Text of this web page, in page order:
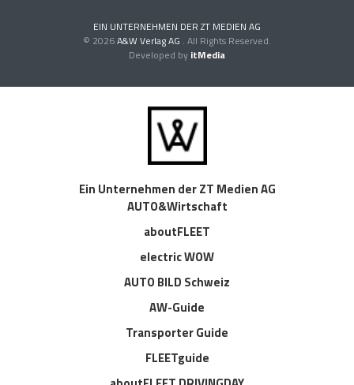
EIN UNTERNEHMEN DER ZT MEDIEN AG
© 2026A&W Verlag AG . All Rights Reserved.
Developed by itMedia
Ein Unternehmen der ZT Medien AG
AUTO&Wirtschaft
aboutFLEET
electric WOW
AUTO BILD Schweiz
AW-Guide
Transporter Guide
FLEETguide